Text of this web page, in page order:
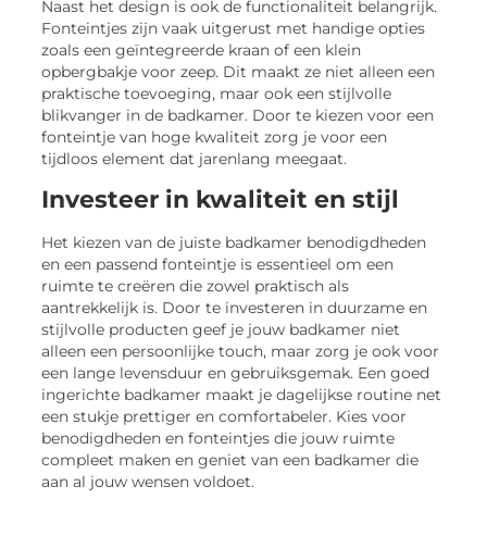
Naast het design is ook de functionaliteit belangrijk.
Fonteintjes zijn vaak uitgerust met handige opties
zoals een geïntegreerde kraan of een klein
opbergbakje voor zeep. Dit maakt ze niet alleen een
praktische toevoeging, maar ook een stijlvolle
blikvanger in de badkamer. Door te kiezen voor een
fonteintje van hoge kwaliteit zorg je voor een
tijdloos element dat jarenlang meegaat.
Investeer in kwaliteit en stijl
Het kiezen van de juiste badkamer benodigdheden
en een passend fonteintje is essentieel om een
ruimte te creëren die zowel praktisch als
aantrekkelijk is. Door te investeren in duurzame en
stijlvolle producten geef je jouw badkamer niet
alleen een persoonlijke touch, maar zorg je ook voor
een lange levensduur en gebruiksgemak. Een goed
ingerichte badkamer maakt je dagelijkse routine net
een stukje prettiger en comfortabeler. Kies voor
benodigdheden en fonteintjes die jouw ruimte
compleet maken en geniet van een badkamer die
aan al jouw wensen voldoet.